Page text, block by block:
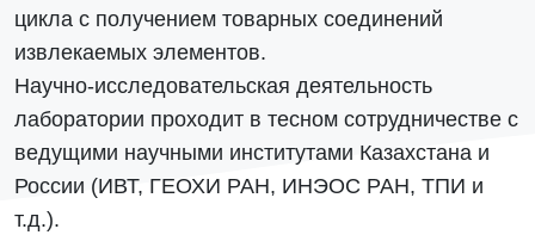
цикла с получением товарных соединений
извлекаемых элементов.
Научно-исследовательская деятельность
лаборатории проходит в тесном сотрудничестве с
ведущими научными институтами Казахстана и
России (ИВТ, ГЕОХИ РАН, ИНЭОС РАН, ТПИ и
т.д.).